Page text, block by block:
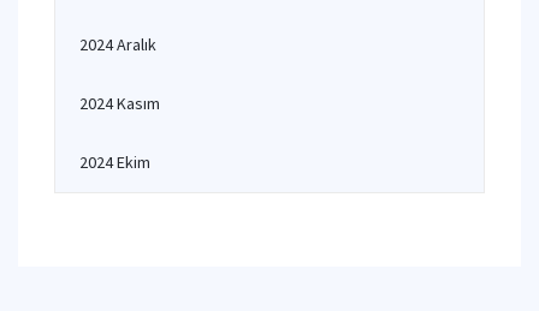
2024 Aralık
2024 Kasım
2024 Ekim